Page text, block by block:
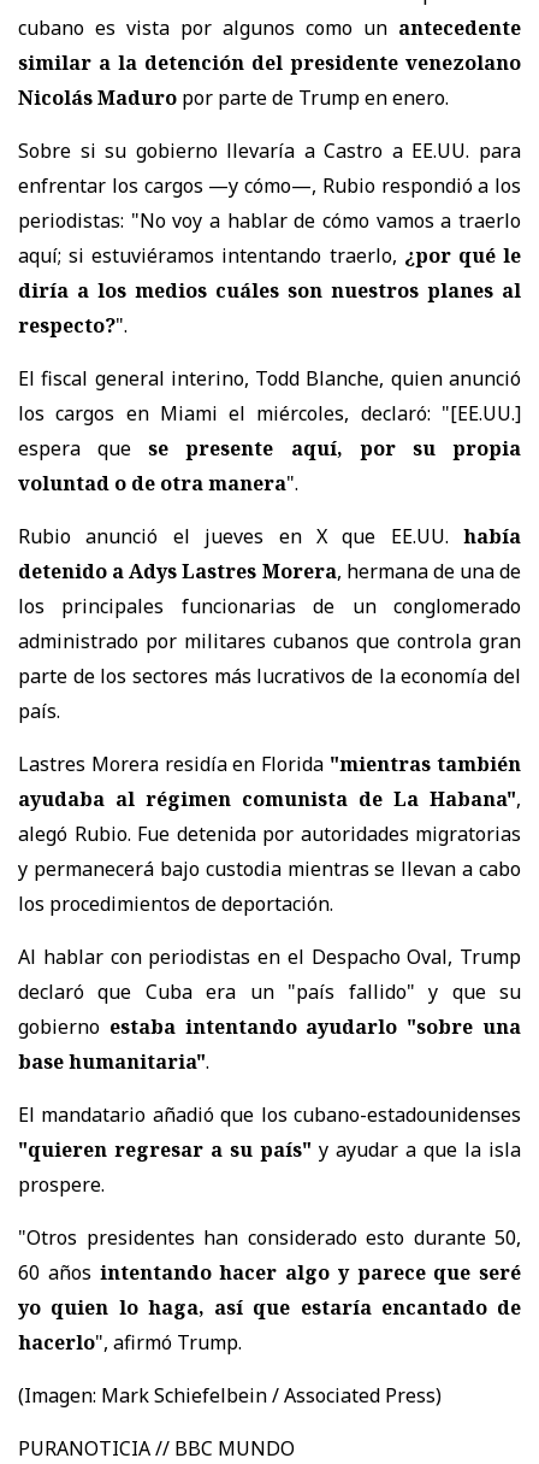
cubano es vista por algunos como un antecedente
similar a la detención del presidente venezolano
Nicolás Maduro por parte de Trump en enero.
Sobre si su gobierno llevaría a Castro a EE.UU. para
enfrentar los cargos —y cómo—, Rubio respondió a los
periodistas: "No voy a hablar de cómo vamos a traerlo
aquí; si estuviéramos intentando traerlo, ¿por qué le
diría a los medios cuáles son nuestros planes al
respecto?".
El fiscal general interino, Todd Blanche, quien anunció
los cargos en Miami el miércoles, declaró: "[EE.UU.]
espera quese presente aquí, por su propia
voluntad o de otra manera".
Rubio anunció el jueves en X que EE.UU. había
detenido a Adys Lastres Morera, hermana de una de
los principales funcionarias de un conglomerado
administrado por militares cubanos que controla gran
parte de los sectores más lucrativos de la economía del
país.
Lastres Morera residía en Florida "mientras también
ayudaba al régimen comunista de La Habana",
alegó Rubio. Fue detenida por autoridades migratorias
y permanecerá bajo custodia mientras se llevan a cabo
los procedimientos de deportación.
Al hablar con periodistas en el Despacho Oval, Trump
declaró que Cuba era un "país fallido" y que su
gobierno estaba intentando ayudarlo "sobre una
base humanitaria".
El mandatario añadió que los cubano-estadounidenses
"quieren regresar a su país" y ayudar a que la isla
prospere.
"Otros presidentes han considerado esto durante 50,
60 años intentando hacer algo y parece que seré
yo quien lo haga, así que estaría encantado de
hacerlo", afirmó Trump.
(Imagen: Mark Schiefelbein / Associated Press)
PURANOTICIA // BBC MUNDO